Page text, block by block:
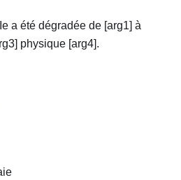
a été dégradée de [arg1] à
physique [arg4].